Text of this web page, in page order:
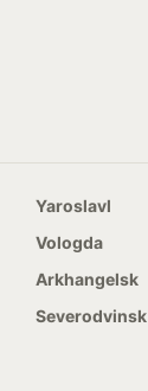
Yaroslavl
Vologda
Arkhangelsk
Severodvinsk